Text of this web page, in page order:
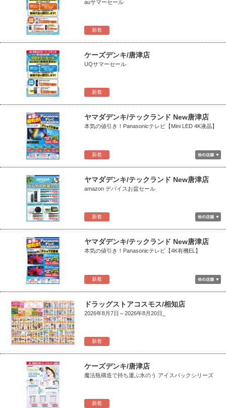
新着
auサマーセール
新着
ケーズデンキ/唐津店
UQサマーセール
新着
ヤマダデンキ/テックランド New唐津店
本気の値引き！Panasonicテレビ【Mini LED 4K液晶】
新着
ヤマダデンキ/テックランド New唐津店
amazon デバイスお盆セール
新着
ヤマダデンキ/テックランド New唐津店
本気の値引き！Panasonicテレビ【4K有機EL】
新着
ドラッグストアコスモス/相知店
2026年8月7日～2026年8月20日_
新着
ケーズデンキ/唐津店
魔法瓶構造で持ち運ぶ氷のう アイスパックシリーズ